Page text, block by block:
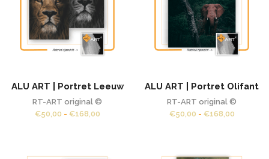
ALU ART | Portret Leeuw
RT-ART original ©
€50,00 - €168,00Prijsklasse:
ALU ART | Portret Olifant
RT-ART original ©
€50,00 - €168,00